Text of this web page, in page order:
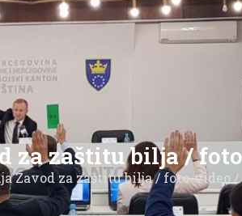
za zaštitu bilja /
Zavod za zaštitu bilja / foto-video /